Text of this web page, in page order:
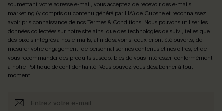
soumettant votre adresse e-mail, vous acceptez de recevoir des e-mails
marketing (y compris du contenu généré par l'IA) de Cupshe et reconnaissez
avoir pris connaissance de nosTermes & Conditions. Nous pouvons utiliser les
données collectées sur notre site ainsi que des technologies de suivi, telles que
des pixels intégrés à nos e-mails, afin de savoir si ceux-ci ont été ouverts, de
mesurer votre engagement, de personnaliser nos contenus et nos offres, et de
vous recommander des produits susceptibles de vous intéresser, conformément
à notre Politique de confidentialité. Vous pouvez vous désabonner à tout
moment.